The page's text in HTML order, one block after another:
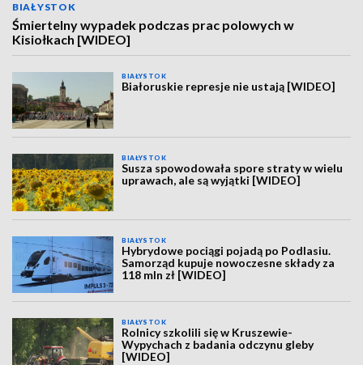
BIAŁYSTOK
Śmiertelny wypadek podczas prac polowych w
Kisiołkach [WIDEO]
BIAŁYSTOK
Białoruskie represje nie ustają [WIDEO]
BIAŁYSTOK
Susza spowodowała spore straty w wielu
uprawach, ale są wyjątki [WIDEO]
BIAŁYSTOK
Hybrydowe pociągi pojadą po Podlasiu.
Samorząd kupuje nowoczesne składy za
118 mln zł [WIDEO]
BIAŁYSTOK
Rolnicy szkolili się w Kruszewie-
Wypychach z badania odczynu gleby
[WIDEO]